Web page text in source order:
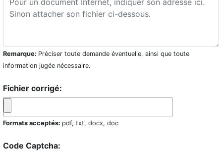
Remarque: Préciser toute demande éventuelle, ainsi que toute
information jugée nécessaire.
Fichier corrigé:
Formats acceptés: pdf, txt, docx, doc
Code Captcha: